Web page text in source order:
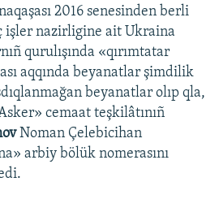
2016 senesinden berli
işler nazirligine ait Ukraina
qurulışında «qırımtatar
aqqında beyanatlar şimdilik
beyanatlar olıp qla,
cemaat teşkilâtınıñ
Noman Çelebicihan
arbiy bölük nomerasını